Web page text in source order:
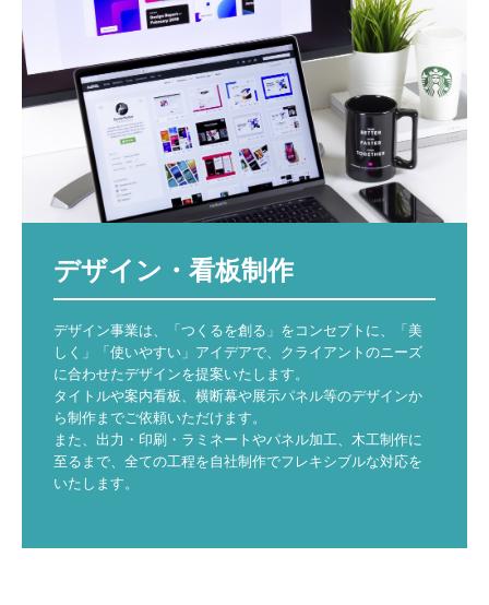
デザイン・看板制作
デザイン事業は、「つくるを創る」をコンセプトに、「美
しく」「使いやすい」アイデアで、クライアントのニーズ
に合わせたデザインを提案いたします。
タイトルや案内看板、横断幕や展示パネル等のデザインか
ら制作までご依頼いただけます。
また、出力・印刷・ラミネートやパネル加工、木工制作に
至るまで、全ての工程を自社制作でフレキシブルな対応を
いたします。